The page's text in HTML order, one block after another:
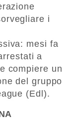
i
mesi fa
a
compiere un
del gruppo
(Edl).